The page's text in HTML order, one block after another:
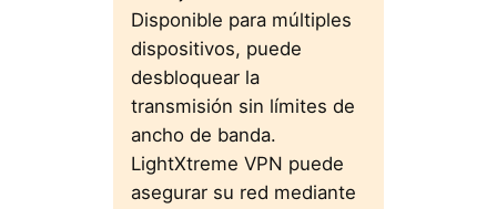
Disponible para múltiples
dispositivos, puede
desbloquear la
transmisión sin límites de
ancho de banda.
LightXtreme VPN puede
asegurar su red mediante